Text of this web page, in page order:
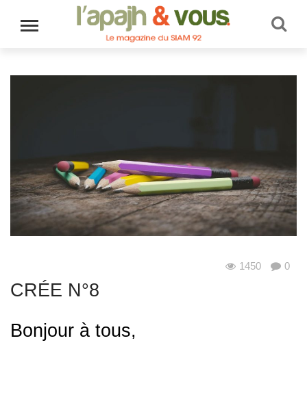
1450 0
CRÉE N°8
Bonjour à tous,